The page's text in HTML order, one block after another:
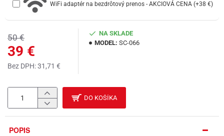
39 €
50 €
Bez DPH: 31,71 €
NA SKLADE
MODEL: SC-066
WiFi adaptér na bezdrôtový prenos - AKCIOVÁ CENA (+38 €)
DO KOŠÍKA
POPIS